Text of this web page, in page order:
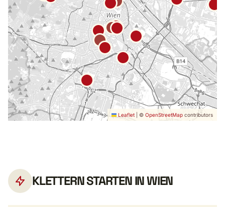
Leaflet © OpenStreetMap contributors
KLETTERN STARTEN IN WIEN